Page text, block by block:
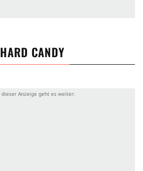
HARD CANDY